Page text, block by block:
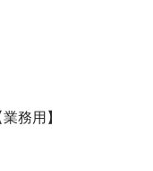
3980円～のご注
務用】